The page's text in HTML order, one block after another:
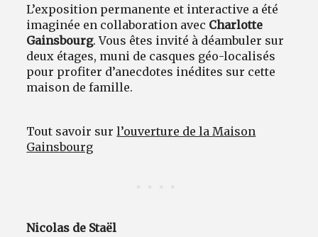
L’exposition permanente et interactive a été
imaginée en collaboration avec Charlotte
Gainsbourg. Vous êtes invité à déambuler sur
deux étages, muni de casques géo-localisés
pour profiter d’anecdotes inédites sur cette
maison de famille.
Tout savoir surl’ouverture de la Maison
Gainsbourg
Nicolas de Staël